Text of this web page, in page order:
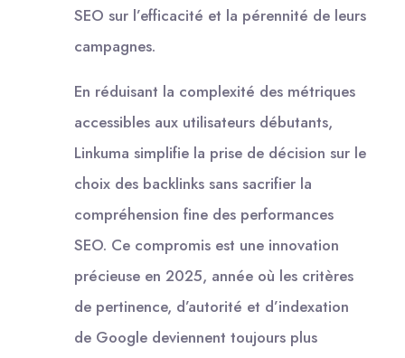
SEO sur l’efficacité et la pérennité de leurs
campagnes.
En réduisant la complexité des métriques
accessibles aux utilisateurs débutants,
Linkuma simplifie la prise de décision sur le
choix des backlinks sans sacrifier la
compréhension fine des performances
SEO. Ce compromis est une innovation
précieuse en 2025, année où les critères
de pertinence, d’autorité et d’indexation
de Google deviennent toujours plus